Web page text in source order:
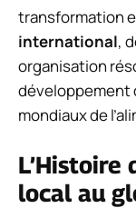
transformation
international,
organisation
développement
mondiaux de
L’Histoire
local au